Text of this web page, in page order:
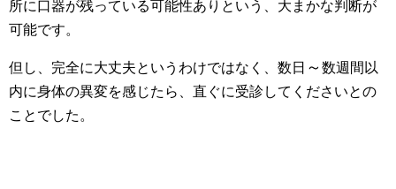
所に口器が残っている可能性ありという、大まかな判断が
可能です。
但し、完全に大丈夫というわけではなく、数日 ～ 数週間以
内に身体の異変を感じたら、直ぐに受診してくださいとの
ことでした。